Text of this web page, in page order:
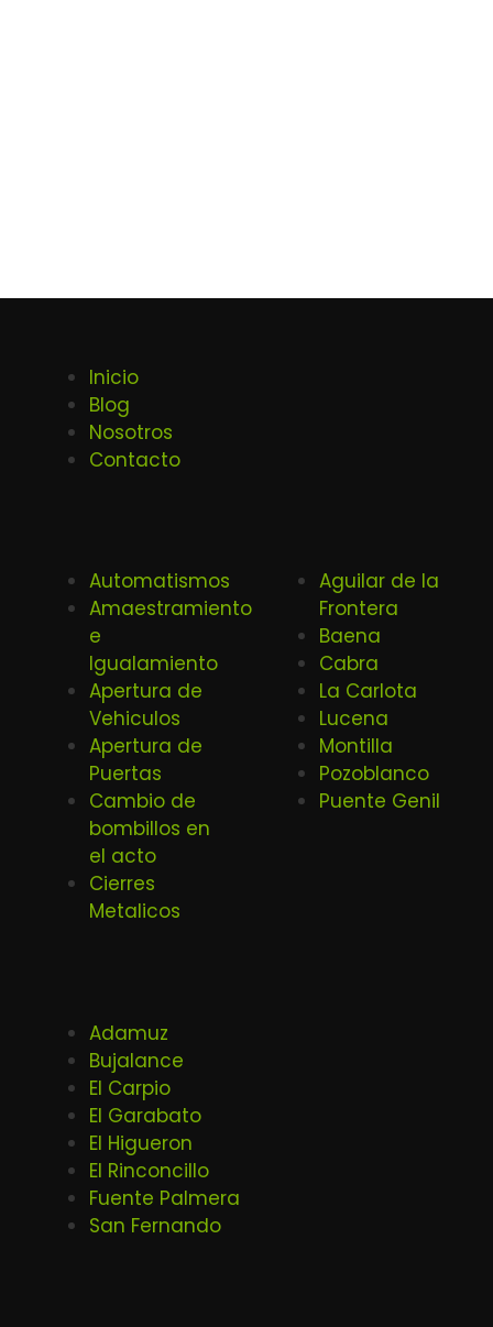
Inicio
Blog
Nosotros
Contacto
Automatismos
Amaestramiento
e
Igualamiento
Apertura de
Vehiculos
Apertura de
Puertas
Cambio de
bombillos en
el acto
Cierres
Metalicos
Aguilar de la
Frontera
Baena
Cabra
La Carlota
Lucena
Montilla
Pozoblanco
Puente Genil
Adamuz
Bujalance
El Carpio
El Garabato
El Higueron
El Rinconcillo
Fuente Palmera
San Fernando